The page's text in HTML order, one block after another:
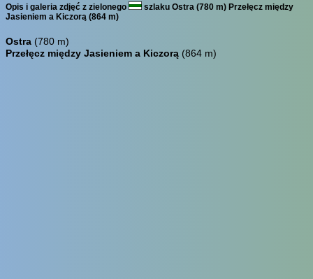
Opis i galeria zdjęć z zielonego
szlaku Ostra (780 m) Przełęcz między
Jasieniem a Kiczorą (864 m)
Ostra (780 m)
Przełęcz między Jasieniem a Kiczorą (864 m)